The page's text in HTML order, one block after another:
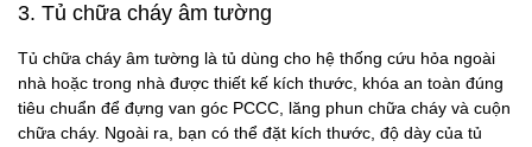
3. Tủ chữa cháy âm tường
Tủ chữa cháy âm tường là tủ dùng cho hệ thống cứu hỏa ngoài
nhà hoặc trong nhà được thiết kế kích thước, khóa an toàn đúng
tiêu chuẩn để đựng van góc PCCC, lăng phun chữa cháy và cuộn
chữa cháy. Ngoài ra, bạn có thể đặt kích thước, độ dày của tủ